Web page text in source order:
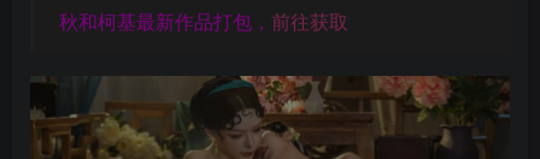
秋和柯基最新作品打包， 前往获取